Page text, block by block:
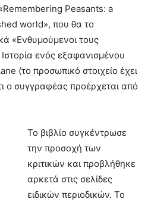
Peasants: a
world», που θα το
«Ενθυμούμενοι τους
ενός εξαφανισμένου
(το προσωπικό στοιχείο έχει
ο συγγραφέας προέρχεται από
Το βιβλίο συγκέντρωσε
την προσοχή των
κριτικών και προβλήθηκε
αρκετά στις σελίδες
ειδικών περιοδικών. Το